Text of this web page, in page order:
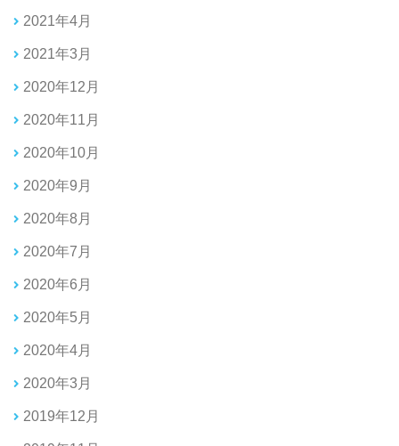
2021年4月
2021年3月
2020年12月
2020年11月
2020年10月
2020年9月
2020年8月
2020年7月
2020年6月
2020年5月
2020年4月
2020年3月
2019年12月